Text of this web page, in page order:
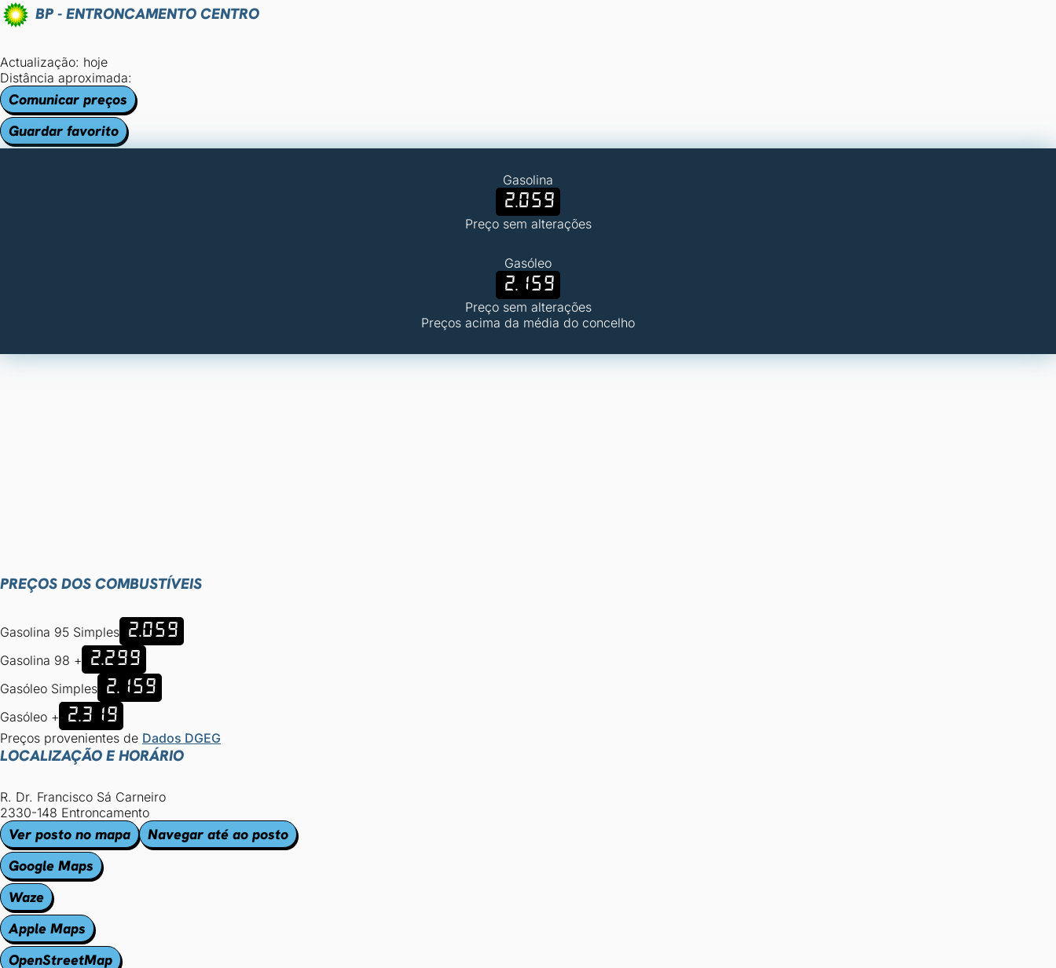
BP - ENTRONCAMENTO CENTRO
Actualização: hoje
Distância aproximada:
Comunicar preços
Guardar favorito
Gasolina
2.059
Preço sem alterações
Gasóleo
2.159
Preço sem alterações
Preços acima da média do concelho
PREÇOS DOS COMBUSTÍVEIS
Gasolina 95 Simples 2.059
Gasolina 98 + 2.299
Gasóleo Simples 2.159
Gasóleo + 2.319
Preços provenientes de Dados DGEG
LOCALIZAÇÃO E HORÁRIO
R. Dr. Francisco Sá Carneiro
2330-148 Entroncamento
Ver posto no mapa
Navegar até ao posto
Google Maps
Waze
Apple Maps
OpenStreetMap